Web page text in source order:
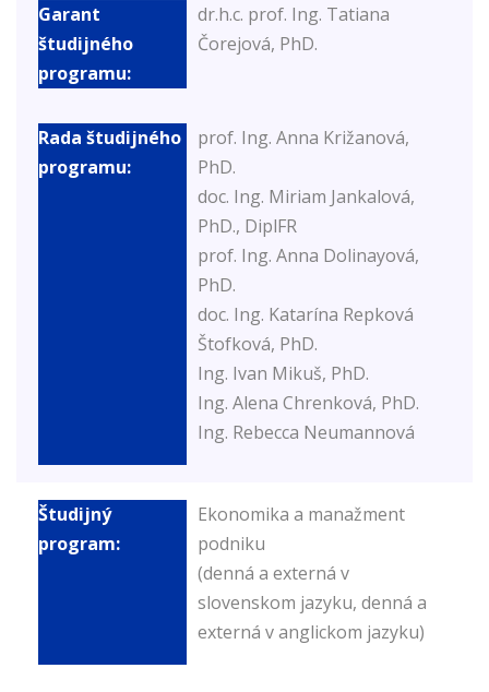
dr.h.c. prof. Ing. Tatiana
Čorejová, PhD.
prof. Ing. Anna Križanová,
PhD.
doc. Ing. Miriam Jankalová,
PhD., DiplFR
prof. Ing. Anna Dolinayová,
PhD.
doc. Ing. Katarína Repková
Štofková, PhD.
Ing. Ivan Mikuš, PhD.
Ing. Alena Chrenková, PhD.
Ing. Rebecca Neumannová
Ekonomika a manažment
podniku
(denná a externá v
slovenskom jazyku, denná a
externá v anglickom jazyku)